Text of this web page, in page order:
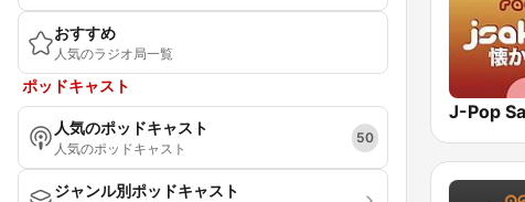
おすすめ
人気のラジオ局一覧
ポッドキャスト
人気のポッドキャスト
人気のポッドキャスト
50
ジャンル別ポッドキャスト